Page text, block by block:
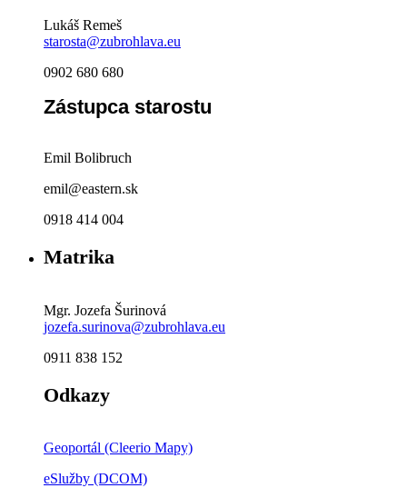
Lukáš Remeš
starosta@zubrohlava.eu
0902 680 680
Zástupca starostu
Emil Bolibruch
emil@eastern.sk
0918 414 004
Matrika
Mgr. Jozefa Šurinová
jozefa.surinova@zubrohlava.eu
0911 838 152
Odkazy
Geoportál (Cleerio Mapy)
eSlužby (DCOM)